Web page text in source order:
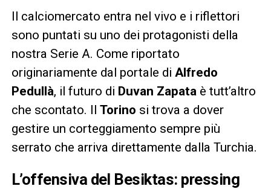
Il calciomercato entra nel vivo e i riflettori
sono puntati su uno dei protagonisti della
nostra Serie A. Come riportato
originariamente dal portale di Alfredo
Pedullà, il futuro di Duvan Zapataè tutt’altro
che scontato. Il Torino si trova a dover
gestire un corteggiamento sempre più
serrato che arriva direttamente dalla Turchia.
L’offensiva del Besiktas: pressing